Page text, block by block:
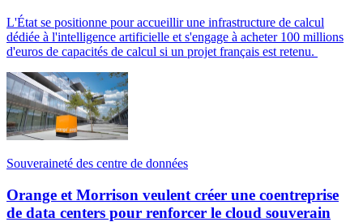
L'État se positionne pour accueillir une infrastructure de calcul
dédiée à l'intelligence artificielle et s'engage à acheter 100 millions
d'euros de capacités de calcul si un projet français est retenu.
Souveraineté des centre de données
Orange et Morrison veulent créer une coentreprise
de data centers pour renforcer le cloud souverain